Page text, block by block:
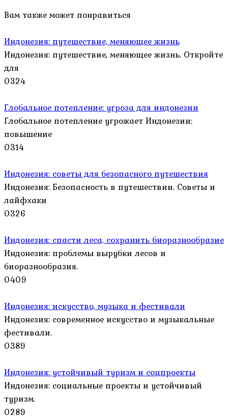
Вам также может понравиться
Индонезия: путешествие, меняющее жизнь
Индонезия: путешествие, меняющее жизнь. Откройте
для
0324
Глобальное потепление: угроза для индонезии
Глобальное потепление угрожает Индонезии:
повышение
0314
Индонезия: советы для безопасного путешествия
Индонезия: Безопасность в путешествии. Советы и
лайфхаки
0326
Индонезия: спасти леса, сохранить биоразнообразие
Индонезия: проблемы вырубки лесов и
биоразнообразия.
0409
Индонезия: искусство, музыка и фестивали
Индонезия: современное искусство и музыкальные
фестивали.
0389
Индонезия: устойчивый туризм и соцпроекты
Индонезия: социальные проекты и устойчивый
туризм.
0289